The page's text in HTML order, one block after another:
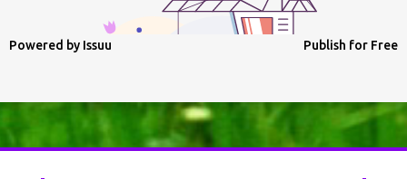
Powered by Issuu Publish for Free